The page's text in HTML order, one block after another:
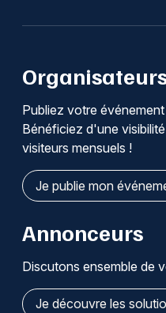
Publiez votre
Bénéficiez d'une
visiteurs mensuels !
Je publie mon
Annonceurs
Discutons ensemble de
Je découvre les